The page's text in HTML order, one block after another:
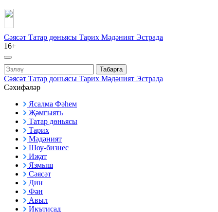
Сәясәт Татар дөньясы Тарих Мәдәният Эстрада
16+
Табарга
Сәясәт Татар дөньясы Тарих Мәдәният Эстрада
Сәхифәләр
Ясалма Фәһем
Җәмгыять
Татар дөньясы
Тарих
Мәдәният
Шоу-бизнес
Иҗат
Язмыш
Сәясәт
Дин
Фән
Авыл
Икътисад